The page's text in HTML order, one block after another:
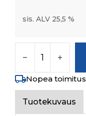
sis. ALV 25,5 %
Nopea toimitus
Tuotekuvaus